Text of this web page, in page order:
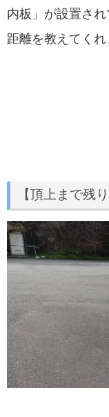
内板」が設置さ
距離を教えてくれ
【頂上まで残